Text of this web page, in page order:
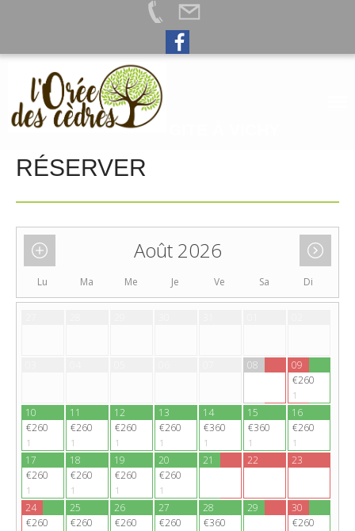
Accueil
Actualités
RÉSERVER
Août 2026
Lu Ma Me Je Ve Sa Di
08
09
€260
1
10
€260
1
11
€260
1
12
€260
1
13
€260
1
14
€360
1
15
€360
1
16
€260
1
17
€260
1
18
€260
1
19
€260
1
20
€260
1
21 22 23
24
€260
25
€260
26
€260
27
€260
28
€360
29
30
€260